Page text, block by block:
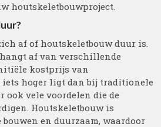
houtskeletbouwproject.
af of houtskeletbouw duur is.
af van verschillende
kostprijs van
iets hoger ligt dan bij traditionele
ook vele voordelen die de
Houtskeletbouw is
en duurzaam, waardoor